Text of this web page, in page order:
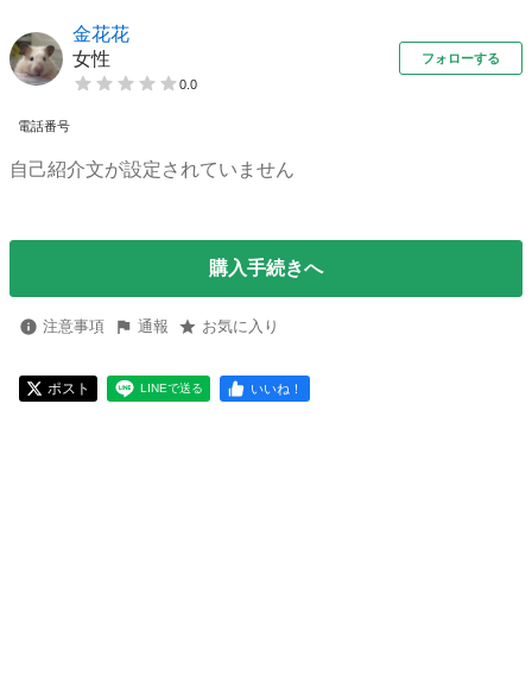
金花花
女性
0.0
フォローする
電話番号
自己紹介文が設定されていません
購入手続きへ
注意事項 通報 お気に入り
ポスト LINEで送る いいね！